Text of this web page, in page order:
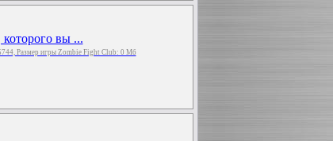
вы ...
Размер игры Zombie Fight Club: 0 Мб